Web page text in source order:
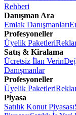
Rehberi
Danışman Ara
Emlak Danışmanları
Profesyoneller
Üyelik Paketleri
Satış & Kiralama
Ücretsiz İlan Verin
Danışmanlar
Profesyoneller
Üyelik Paketleri
Piyasa
Satılık Konut Piyasası